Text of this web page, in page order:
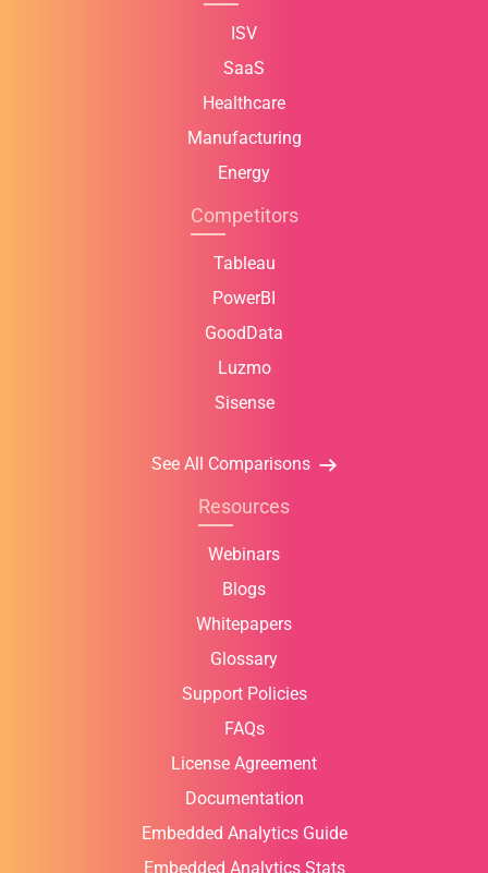
ISV
SaaS
Healthcare
Manufacturing
Energy
Competitors
Tableau
PowerBI
GoodData
Luzmo
Sisense
See All Comparisons
Resources
Webinars
Blogs
Whitepapers
Glossary
Support Policies
FAQs
License Agreement
Documentation
Embedded Analytics Guide
Embedded Analytics Stats